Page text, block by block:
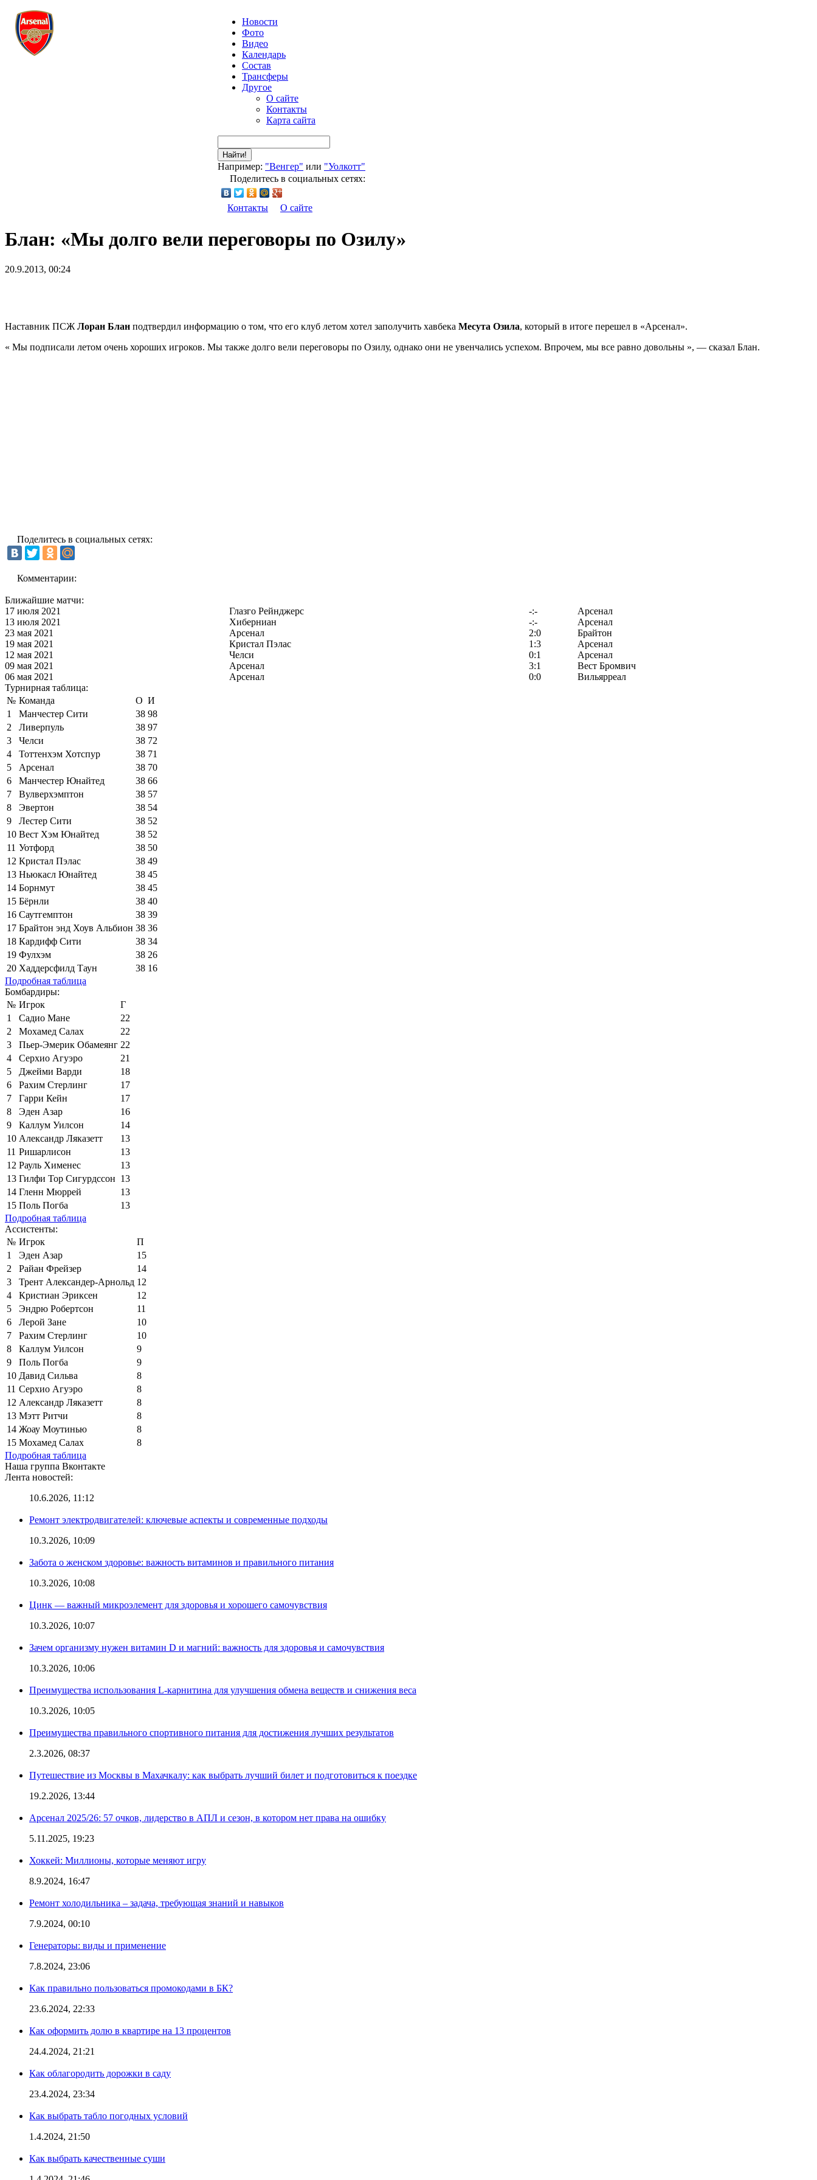
Новости
Фото
Видео
Календарь
Состав
Трансферы
Другое
О сайте
Контакты
Карта сайта
Найти!
Например: "Венгер" или "Уолкотт"
Поделитесь в социальных сетях:
Контакты О сайте
Блан: «Мы долго вели переговоры по Озилу»
20.9.2013, 00:24
Наставник ПСЖ Лоран Блан подтвердил информацию о том, что его клуб летом хотел заполучить хавбека Месута Озила, который в итоге перешел в «Арсенал».
« Мы подписали летом очень хороших игроков. Мы также долго вели переговоры по Озилу, однако они не увенчались успехом. Впрочем, мы все равно довольны », — сказал Блан.
Поделитесь в социальных сетях:
Комментарии:
Ближайшие матчи:
17 июля 2021
Глазго Рейнджерс -:-
Арсенал
13 июля 2021
Хиберниан -:-
Арсенал
23 мая 2021
Арсенал 2:0
Брайтон
19 мая 2021
Кристал Пэлас 1:3
Арсенал
12 мая 2021
Челси 0:1
Арсенал
09 мая 2021
Арсенал 3:1
Вест Бромвич
06 мая 2021
Арсенал 0:0
Вильярреал
Турнирная таблица:
№ Команда О И
1
Манчестер Сити 38 98
2
Ливерпуль 38 97
3
Челси 38 72
4
Тоттенхэм Хотспур 38 71
5
Арсенал 38 70
6
Манчестер Юнайтед 38 66
7
Вулверхэмптон 38 57
8
Эвертон 38 54
9
Лестер Сити 38 52
10 Вест Хэм Юнайтед 38 52
11 Уотфорд 38 50
12 Кристал Пэлас 38 49
13 Ньюкасл Юнайтед 38 45
14 Борнмут 38 45
15 Бёрнли 38 40
16 Саутгемптон 38 39
17 Брайтон энд Хоув Альбион 38 36
18 Кардифф Сити 38 34
19 Фулхэм 38 26
20 Хаддерсфилд Таун 38 16
Подробная таблица
Бомбардиры:
№ Игрок
Г
1
Садио Мане
22
2
Мохамед Салах
22
3
Пьер-Эмерик Обамеянг 22
4
Серхио Агуэро
21
5
Джейми Варди
18
6
Рахим Стерлинг
17
7
Гарри Кейн
17
8
Эден Азар
16
9
Каллум Уилсон
14
10 Александр Ляказетт
13
11 Ришарлисон
13
12 Рауль Хименес
13
13 Гилфи Тор Сигурдссон 13
14 Гленн Мюррей
13
15 Поль Погба
13
Подробная таблица
Ассистенты:
№ Игрок
П
1
Эден Азар
15
2
Райан Фрейзер
14
3
Трент Александер-Арнольд 12
4
Кристиан Эриксен
12
5
Эндрю Робертсон
11
6
Лерой Зане
10
7
Рахим Стерлинг
10
8
Каллум Уилсон
9
9
Поль Погба
9
10 Давид Сильва
8
11 Серхио Агуэро
8
12 Александр Ляказетт
8
13 Мэтт Ритчи
8
14 Жоау Моутинью
8
15 Мохамед Салах
8
Подробная таблица
Наша группа Вконтакте
Лента новостей:
10.6.2026, 11:12
Ремонт электродвигателей: ключевые аспекты и современные подходы
10.3.2026, 10:09
Забота о женском здоровье: важность витаминов и правильного питания
10.3.2026, 10:08
Цинк — важный микроэлемент для здоровья и хорошего самочувствия
10.3.2026, 10:07
Зачем организму нужен витамин D и магний: важность для здоровья и самочувствия
10.3.2026, 10:06
Преимущества использования L-карнитина для улучшения обмена веществ и снижения веса
10.3.2026, 10:05
Преимущества правильного спортивного питания для достижения лучших результатов
2.3.2026, 08:37
Путешествие из Москвы в Махачкалу: как выбрать лучший билет и подготовиться к поездке
19.2.2026, 13:44
Арсенал 2025/26: 57 очков, лидерство в АПЛ и сезон, в котором нет права на ошибку
5.11.2025, 19:23
Хоккей: Миллионы, которые меняют игру
8.9.2024, 16:47
Ремонт холодильника – задача, требующая знаний и навыков
7.9.2024, 00:10
Генераторы: виды и применение
7.8.2024, 23:06
Как правильно пользоваться промокодами в БК?
23.6.2024, 22:33
Как оформить долю в квартире на 13 процентов
24.4.2024, 21:21
Как облагородить дорожки в саду
23.4.2024, 23:34
Как выбрать табло погодных условий
1.4.2024, 21:50
Как выбрать качественные суши